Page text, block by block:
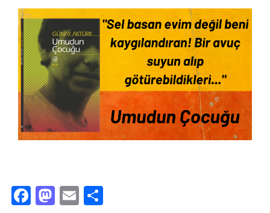
Facebook
Mastodon
Email